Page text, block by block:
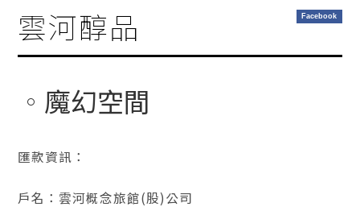
Facebook
雲河醇品
魔幻空間
匯款資訊：
戶名：雲河概念旅館(股)公司